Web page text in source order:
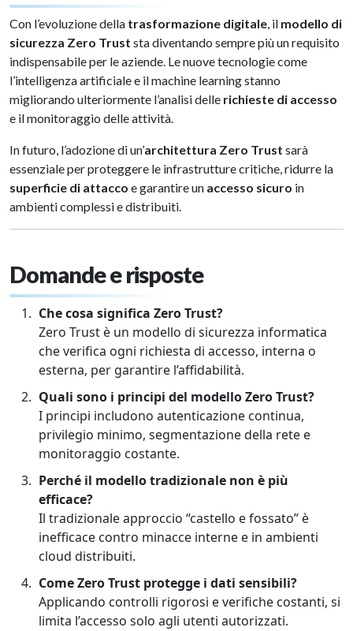
Con l’evoluzione della trasformazione digitale, il modello di
sicurezza Zero Trust sta diventando sempre più un requisito
indispensabile per le aziende. Le nuove tecnologie come
l’intelligenza artificiale e il machine learning stanno
migliorando ulteriormente l’analisi delle richieste di accesso
e il monitoraggio delle attività.
In futuro, l’adozione di un’architettura Zero Trust sarà
essenziale per proteggere le infrastrutture critiche, ridurre la
superficie di attacco e garantire un accesso sicuro in
ambienti complessi e distribuiti.
Domande e risposte
Che cosa significa Zero Trust?
Zero Trust è un modello di sicurezza informatica
che verifica ogni richiesta di accesso, interna o
esterna, per garantire l’affidabilità.
Quali sono i principi del modello Zero Trust?
I principi includono autenticazione continua,
privilegio minimo, segmentazione della rete e
monitoraggio costante.
Perché il modello tradizionale non è più
efficace?
Il tradizionale approccio “castello e fossato” è
inefficace contro minacce interne e in ambienti
cloud distribuiti.
Come Zero Trust protegge i dati sensibili?
Applicando controlli rigorosi e verifiche costanti, si
limita l’accesso solo agli utenti autorizzati.